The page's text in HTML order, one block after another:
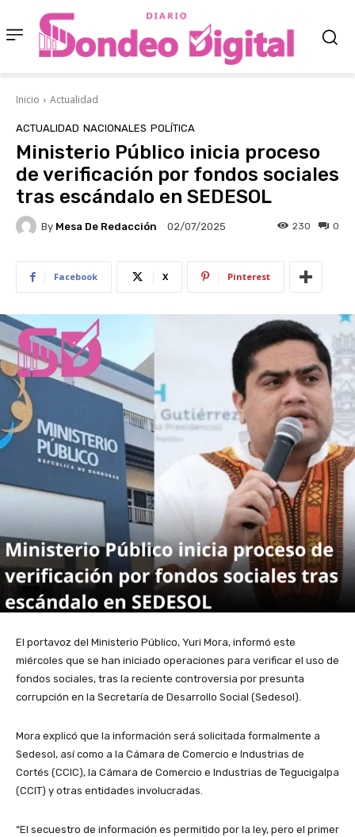
Inicio Actualidad
ACTUALIDAD NACIONALES POLÍTICA
Ministerio Público inicia proceso
de verificación por fondos sociales
tras escándalo en SEDESOL
By Mesa De Redacción 02/07/2025 0
230
Facebook X Pinterest
El portavoz del Ministerio Público, Yuri Mora, informó este
miércoles que se han iniciado operaciones para verificar el uso de
fondos sociales, tras la reciente controversia por presunta
corrupción en la Secretaría de Desarrollo Social (Sedesol).
Mora explicó que la información será solicitada formalmente a
Sedesol, así como a la Cámara de Comercio e Industrias de
Cortés (CCIC), la Cámara de Comercio e Industrias de Tegucigalpa
(CCIT) y otras entidades involucradas.
“El secuestro de información es permitido por la ley, pero el primer